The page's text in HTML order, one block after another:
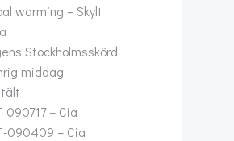
warming – Skylt
Stockholmsskörd
middag
090717 – Cia
090409 – Cia